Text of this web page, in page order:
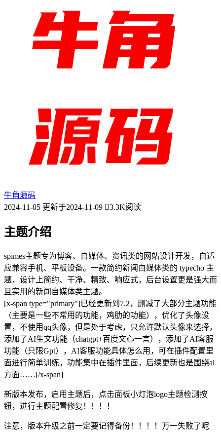
牛角源码
2024-11-05 更新于2024-11-09 3.3K阅读
主题介绍
spimes主题专为博客、自媒体、资讯类的网站设计开发，自适
应兼容手机、平板设备。一款简约新闻自媒体类的 typecho 主
题，设计上简约、干净、精致、响应式，后台设置更是强大而
且实用的新闻自媒体类主题。
[x-span type="primary"]已经更新到7.2，删减了大部分主题功能
（主要是一些不常用的功能，鸡肋的功能），优化了头像设
置，不使用qq头像，但是处于考虑，只允许默认头像来选择，
添加了AI生文功能（chatgpt+百度文心一言），添加了AI客服
功能（只限Gpt），AI客服功能具体怎么用，可在插件配置里
面进行简单训练，功能集中在插件里面，后续更新也是围绕ai
方面……[/x-span]
新版本发布，启用主题后，点击面板小灯泡logo主题检测按
钮，进行主题配置修复！！！！
注意，版本升级之前一定要记得备份！！！！万一失败了呢